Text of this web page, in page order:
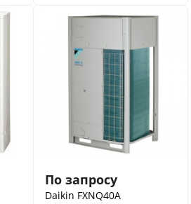
По запросу
Daikin FXNQ40A